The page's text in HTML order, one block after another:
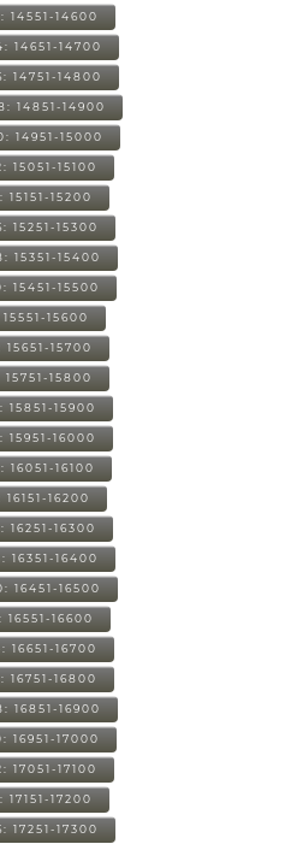
14551-14600
14651-14700
14751-14800
14851-14900
14951-15000
15051-15100
15151-15200
15251-15300
15351-15400
15451-15500
15551-15600
15651-15700
15751-15800
15851-15900
15951-16000
16051-16100
16151-16200
16251-16300
16351-16400
16451-16500
16551-16600
16651-16700
16751-16800
16851-16900
16951-17000
17051-17100
17151-17200
17251-17300